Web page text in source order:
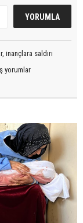
inançlara saldırı
yorumlar